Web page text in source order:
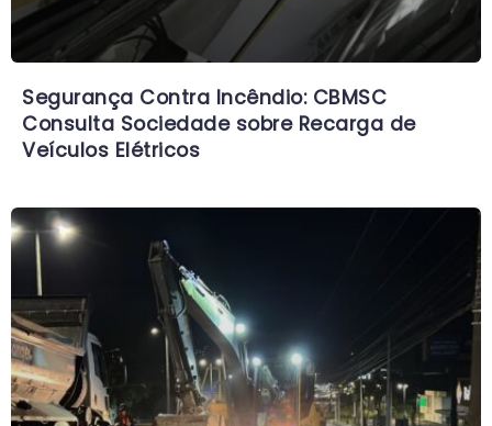
Segurança Contra Incêndio: CBMSC
Consulta Sociedade sobre Recarga de
Veículos Elétricos